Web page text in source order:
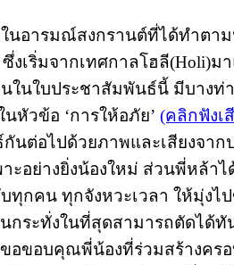
นอารมณ์สงกรานต์ที่ได้ทำตา
เริ่มจากเทศกาลโฮลี(Holi)ม
ในใบประชาสัมพันธ์นี้ มีบางท่
หัวข้อ ‘การให้อภัย’ (คลิกฟังเ
นต่อไปด้วยภาพและเสียงจาก
าะอย่างยิ่งน้องใหม่ ส่วนพี่หล้า
ทุกคน ทุกจังหวะเวลา ให้มุ่งไ
กระทั่งในที่สุดสามารถตัดได้
อขอบคุณพี่น้องที่ร่วมสร้างคร